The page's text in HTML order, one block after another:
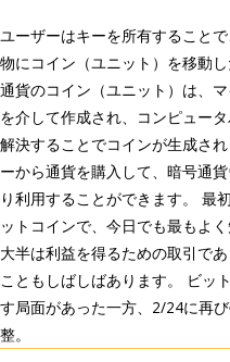
ユーザーはキーを所有すること
物にコイン（ユニット）を移動
通貨のコイン（ユニット）は、
を介して作成され、コンピュー
解決することでコインが生成さ
ーから通貨を購入して、暗号通
り利用することができます。 最
ットコインで、今日でも最もよ
大半は利益を得るための取引で
こともしばしばあります。 ビッ
す局面があった一方、2/24に再
整。